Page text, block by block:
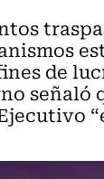
de
señaló